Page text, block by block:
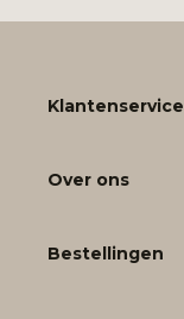
Klantenservice
Over ons
Bestellingen